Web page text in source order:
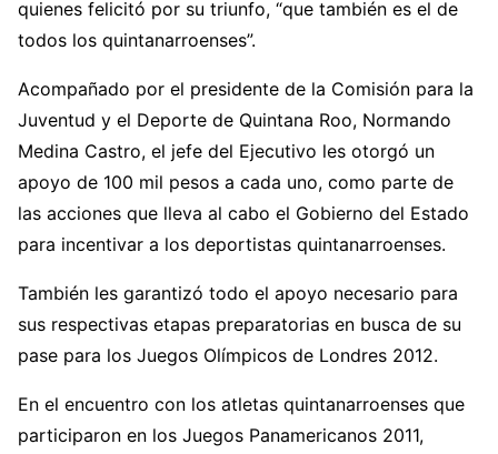
quienes felicitó por su triunfo, “que también es el de
todos los quintanarroenses”.
Acompañado por el presidente de la Comisión para la
Juventud y el Deporte de Quintana Roo, Normando
Medina Castro, el jefe del Ejecutivo les otorgó un
apoyo de 100 mil pesos a cada uno, como parte de
las acciones que lleva al cabo el Gobierno del Estado
para incentivar a los deportistas quintanarroenses.
También les garantizó todo el apoyo necesario para
sus respectivas etapas preparatorias en busca de su
pase para los Juegos Olímpicos de Londres 2012.
En el encuentro con los atletas quintanarroenses que
participaron en los Juegos Panamericanos 2011,